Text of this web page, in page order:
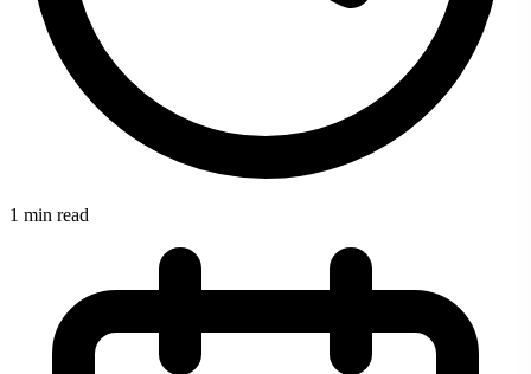
1 min read